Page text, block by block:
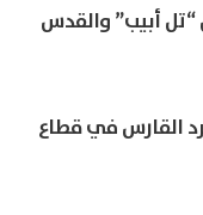
أبيب” والقدس
القارس في قطاع